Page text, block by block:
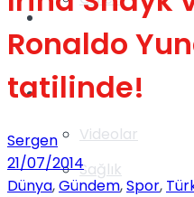
Videolar
Gündem
Yaşam
Sağlık
Ronaldo
tatilinde!
Sergen
21/07/2014
Dünya,Gündem,Spor,